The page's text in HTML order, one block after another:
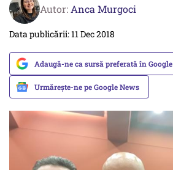
Autor: Anca Murgoci
Data publicării: 11 Dec 2018
Adaugă-ne ca sursă preferată în Google
Urmărește-ne pe Google News